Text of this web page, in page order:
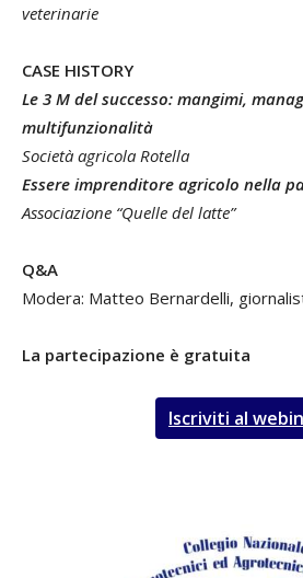
veterinarie
CASE HISTORY
Le 3 M del successo: mangimi,
multifunzionalità
Società agricola Rotella
Essere imprenditore agricolo nella
Associazione “Quelle del latte”
Q&A
Modera: Matteo Bernardelli,
La partecipazione è gratuita
Iscriviti al